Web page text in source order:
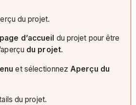
du projet.
page d’accueil du projet pour être
du projet.
et sélectionnezAperçu du
du projet.